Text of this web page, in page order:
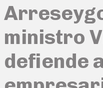
ministro
defiende